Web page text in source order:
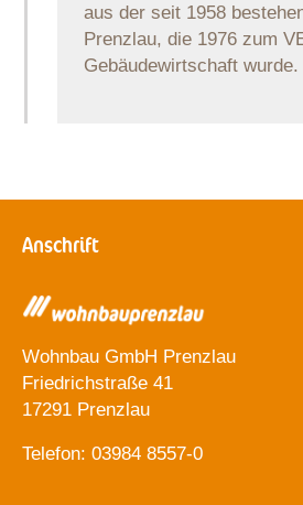
aus der seit 1958
Prenzlau, die 1976 zum
Gebäudewirtschaft wurde.
Anschrift
Wohnbau GmbH Prenzlau
Friedrichstraße 41
17291 Prenzlau
Telefon: 03984 8557-0